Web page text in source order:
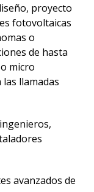
proyecto
fotovoltaicas
o
de hasta
micro
llamadas
avanzados de